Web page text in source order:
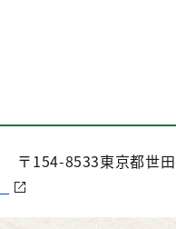
〒154-8533東京都世